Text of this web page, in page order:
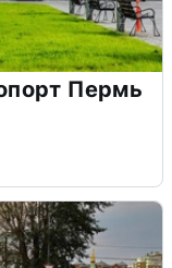
Пермь